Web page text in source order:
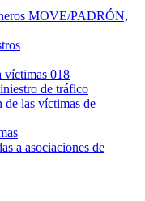
MOVE/PADRÓN,
víctimas 018
de tráfico
de las víctimas de
a asociaciones de